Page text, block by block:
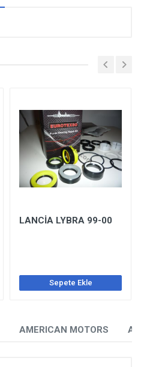
AMERICAN MOTORS
LANCİA LYBRA 99-00
Sepete Ekle